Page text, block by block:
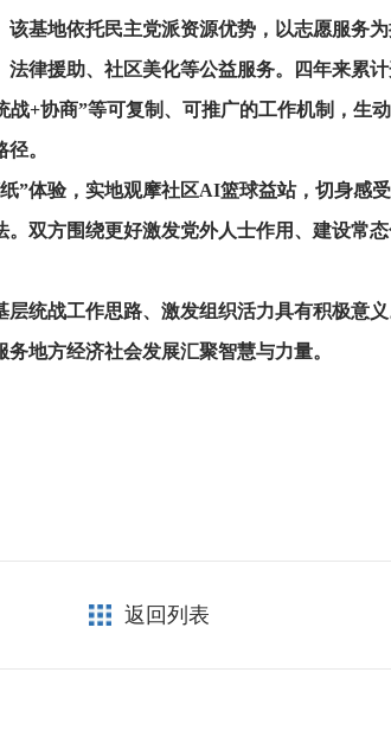
基地依托民主党派资源优势，以志愿服务为
律援助、社区美化等公益服务。四年来累
战+协商”等可复制、可推广的工作机制，生
。
”体验，实地观摩社区AI篮球益站，切身感
双方围绕更好激发党外人士作用、建设常
统战工作思路、激发组织活力具有积极意
地方经济社会发展汇聚智慧与力量。
返回列表